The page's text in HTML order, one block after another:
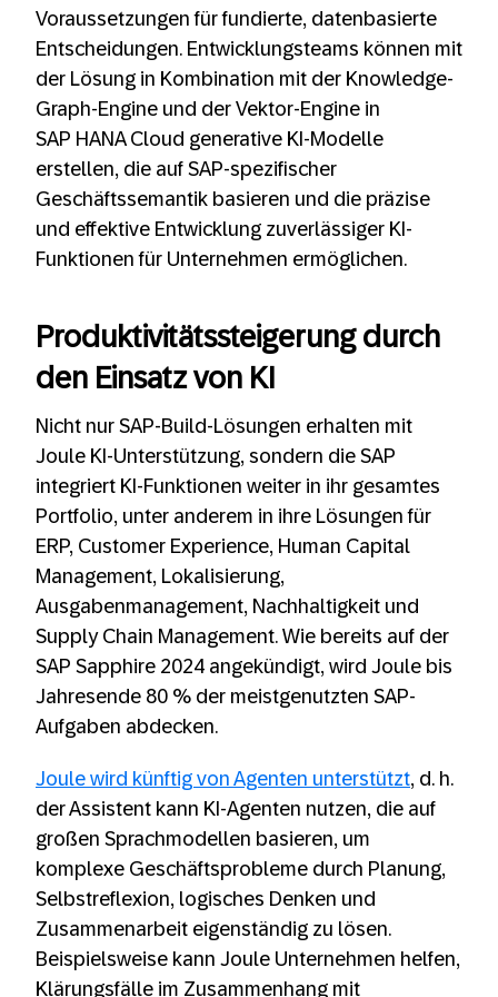
Voraussetzungen für fundierte, datenbasierte
Entscheidungen. Entwicklungsteams können mit
der Lösung in Kombination mit der Knowledge-
Graph-Engine und der Vektor-Engine in
SAP HANA Cloud generative KI-Modelle
erstellen, die auf SAP-spezifischer
Geschäftssemantik basieren und die präzise
und effektive Entwicklung zuverlässiger KI-
Funktionen für Unternehmen ermöglichen.
Produktivitätssteigerung durch
den Einsatz von KI
Nicht nur SAP-Build-Lösungen erhalten mit
Joule KI-Unterstützung, sondern die SAP
integriert KI-Funktionen weiter in ihr gesamtes
Portfolio, unter anderem in ihre Lösungen für
ERP, Customer Experience, Human Capital
Management, Lokalisierung,
Ausgabenmanagement, Nachhaltigkeit und
Supply Chain Management. Wie bereits auf der
SAP Sapphire 2024 angekündigt, wird Joule bis
Jahresende 80 % der meistgenutzten SAP-
Aufgaben abdecken.
Joule wird künftig von Agenten unterstützt, d. h.
der Assistent kann KI-Agenten nutzen, die auf
großen Sprachmodellen basieren, um
komplexe Geschäftsprobleme durch Planung,
Selbstreflexion, logisches Denken und
Zusammenarbeit eigenständig zu lösen.
Beispielsweise kann Joule Unternehmen helfen,
Klärungsfälle im Zusammenhang mit